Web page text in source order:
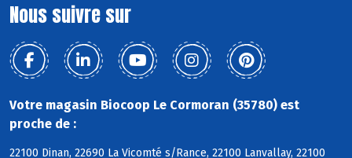
Nous suivre sur
Votre magasin Biocoop Le Cormoran (35780) est
proche de :
22100 Dinan, 22690 La Vicomté s/Rance, 22100 Lanvallay, 22100